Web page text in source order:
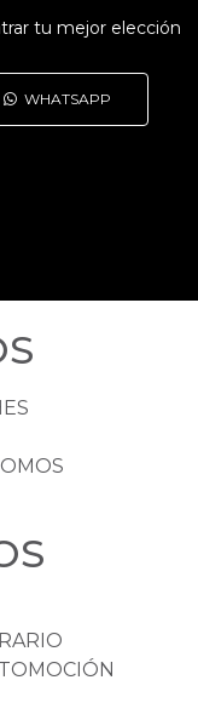
tu mejor elección
WHATSAPP